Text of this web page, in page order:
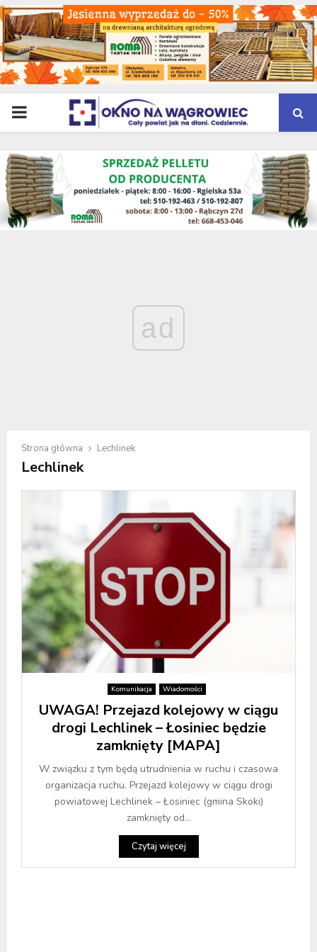
PRIMARY
MENU
ad
Strona główna Lechlinek
Lechlinek
Komunikacja Wiadomości
UWAGA! Przejazd kolejowy w ciągu
drogi Lechlinek – Łosiniec będzie
zamknięty [MAPA]
W związku z tym będą utrudnienia w ruchu i czasowa
organizacja ruchu. Przejazd kolejowy w ciągu drogi
powiatowej Lechlinek – Łosiniec (gmina Skoki)
zamknięty od...
Czytaj więcej